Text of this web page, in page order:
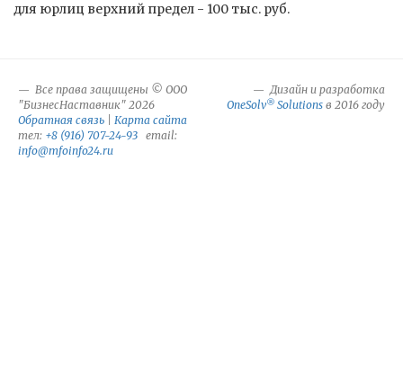
для юрлиц верхний предел - 100 тыс. руб.
Все права защищены © ООО
"БизнесНаставник" 2026
Обратная связь
Карта сайта
тел: +8 (916) 707-24-93 email:
info@mfoinfo24.ru
Дизайн и разработка
OneSolv® Solutions в 2016 году